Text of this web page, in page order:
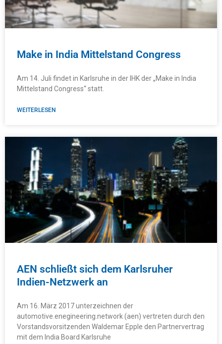
Make in India Mittelstand Congress
Am 14. Juli findet in Karlsruhe in der IHK der „Make in India
Mittelstand Congress“ statt.
WEITERLESEN
AEN schließt sich dem Karlsruher
Indien-Netzwerk an
Am 16. März 2017 unterzeichnen der
automotive.enegineering.network (aen) vertreten durch den
Vorstandsvorsitzenden Waldemar Epple den Partnervertrag
mit dem India Board Karlsruhe